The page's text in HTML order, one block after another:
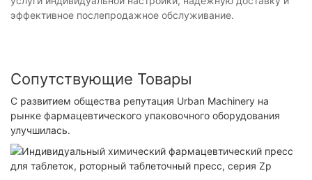
эффективное послепродажное обслуживание.
Сопутствующие Товары
С развитием общества репутация Urban Machinery на
рынке фармацевтического упаковочного оборудования
улучшилась.